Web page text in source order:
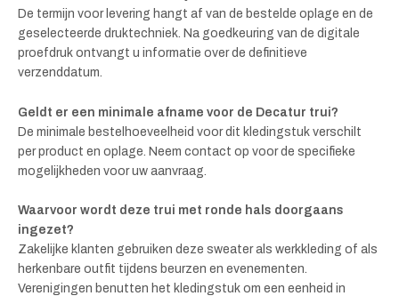
De termijn voor levering hangt af van de bestelde oplage en de
geselecteerde druktechniek. Na goedkeuring van de digitale
proefdruk ontvangt u informatie over de definitieve
verzenddatum.
Geldt er een minimale afname voor de Decatur trui?
De minimale bestelhoeveelheid voor dit kledingstuk verschilt
per product en oplage. Neem contact op voor de specifieke
mogelijkheden voor uw aanvraag.
Waarvoor wordt deze trui met ronde hals doorgaans
ingezet?
Zakelijke klanten gebruiken deze sweater als werkkleding of als
herkenbare outfit tijdens beurzen en evenementen.
Verenigingen benutten het kledingstuk om een eenheid in